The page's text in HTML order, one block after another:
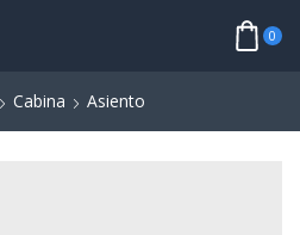
0
Cabina Asiento